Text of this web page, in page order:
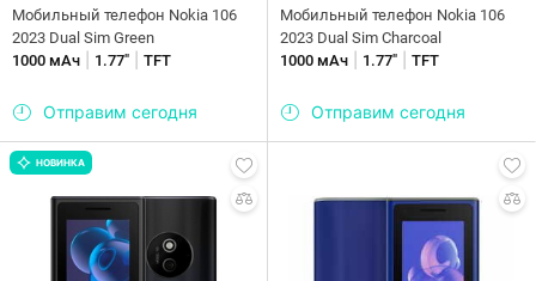
Мобильный телефон Nokia 106
2023 Dual Sim Green
1000 мАч
1.77" TFT
Отправим сегодня
Мобильный телефон Nokia 106
2023 Dual Sim Charcoal
1000 мАч
1.77" TFT
Отправим сегодня
НОВИНКА